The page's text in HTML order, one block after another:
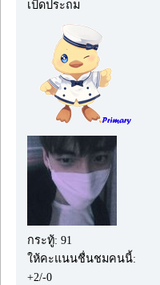
เป็ดประถม
กระทู้: 91
ให้คะแนนชื่นชมคนนี้:
+2/-0